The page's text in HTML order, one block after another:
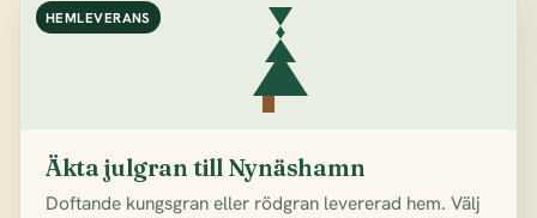
HEMLEVERANS
Äkta julgran till Nynäshamn
Doftande kungsgran eller rödgran levererad hem. Välj